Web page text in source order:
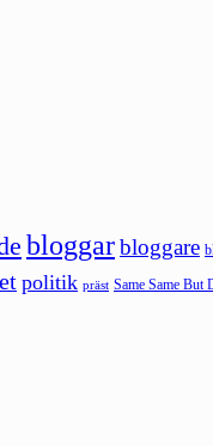
bloggarbloggare
politik präst Same Same But